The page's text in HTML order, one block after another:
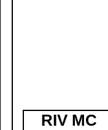
RIV MC